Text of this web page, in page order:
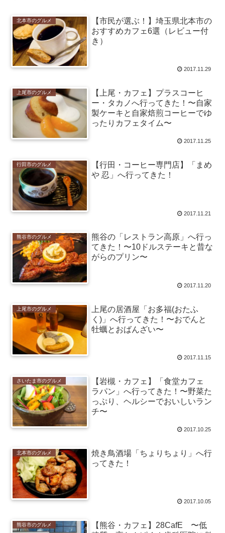
北本市のグルメ
【市民が選ぶ！】埼玉県北本市の
おすすめカフェ6選（レビュー付
き）
2017.11.29
上尾市のグルメ
【上尾・カフェ】プラスコーヒ
ー・タカノへ行ってきた！〜自家
製ケーキと自家焙煎コーヒーでゆ
ったりカフェタイム〜
2017.11.25
行田市のグルメ
【行田・コーヒー専門店】「まめ
や 忍」へ行ってきた！
2017.11.21
熊谷市のグルメ
熊谷の「レストラン高原」へ行っ
てきた！〜10ドルステーキと昔な
がらのプリン〜
2017.11.20
上尾市のグルメ
上尾の居酒屋「お多福(おたふ
く)」へ行ってきた！〜おでんと
牡蠣とおばんざい〜
2017.11.15
さいたま市のグルメ
【岩槻・カフェ】「食堂カフェ
ラパン」へ行ってきた！〜野菜た
っぷり、ヘルシーでおいしいラン
チ〜
2017.10.25
北本市のグルメ
焼き鳥酒場「ちょりちょり」へ行
ってきた！
2017.10.05
熊谷市のグルメ
【熊谷・カフェ】28CafE 〜低